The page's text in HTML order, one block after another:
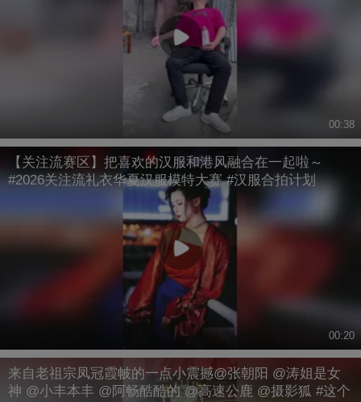
00:38
【关注流赛区】把喜欢的汉服和港风融合在一起啦～
#2026关注流礼衣华夏汉服模特大赛 #汉服合拍计划
00:20
来自老祖宗凤冠霞帔的一点小震撼@张朝阳 @涛姐是女
神 @小丰本丰 @阿畅酷酷的 @高速公鹿 @摄影狐 #这个